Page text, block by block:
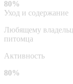
80%
Уход и содержание
Любящему
питомца
Активность
80%